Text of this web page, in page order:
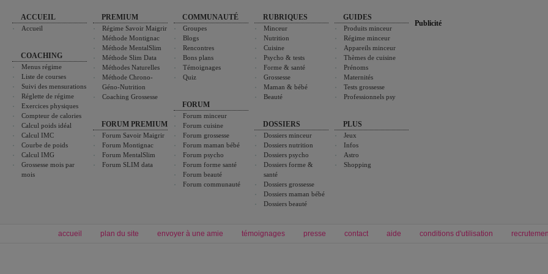
ACCUEIL
Accueil
COACHING
Menus régime
Liste de courses
Suivi des mensurations
Réglette de régime
Exercices physiques
Compteur de calories
Calcul poids idéal
Calcul IMC
Courbe de poids
Calcul IMG
Grossesse mois par
mois
PREMIUM
Régime Savoir Maigrir
Méthode Montignac
Méthode MentalSlim
Méthode Slim Data
Méthodes Naturelles
Méthode Chrono-
Géno-Nutrition
Coaching Grossesse
FORUM PREMIUM
Forum Savoir Maigrir
Forum Montignac
Forum MentalSlim
Forum SLIM data
COMMUNAUTÉ
Groupes
Blogs
Rencontres
Bons plans
Témoignages
Quiz
FORUM
Forum minceur
Forum cuisine
Forum grossesse
Forum maman bébé
Forum psycho
Forum forme santé
Forum beauté
Forum communauté
RUBRIQUES
Minceur
Nutrition
Cuisine
Psycho & tests
Forme & santé
Grossesse
Maman & bébé
Beauté
DOSSIERS
Dossiers minceur
Dossiers nutrition
Dossiers psycho
Dossiers forme &
santé
Dossiers grossesse
Dossiers maman bébé
Dossiers beauté
GUIDES
Produits minceur
Régime minceur
Appareils minceur
Thèmes de cuisine
Prénoms
Maternités
Tests grossesse
Professionnels psy
PLUS
Jeux
Infos
Astro
Shopping
Publicité
accueil plan du site envoyer à une amie témoignages presse contact aide conditions d'utilisation